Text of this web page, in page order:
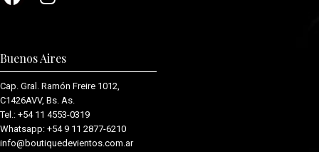
Buenos Aires
Cap. Gral. Ramón Freire 1012,
C1426AVV, Bs. As.
Tel.: +54 11 4553-0319
Whatsapp: +54 9 11 2877-6210
info@boutiquedevientos.com.ar